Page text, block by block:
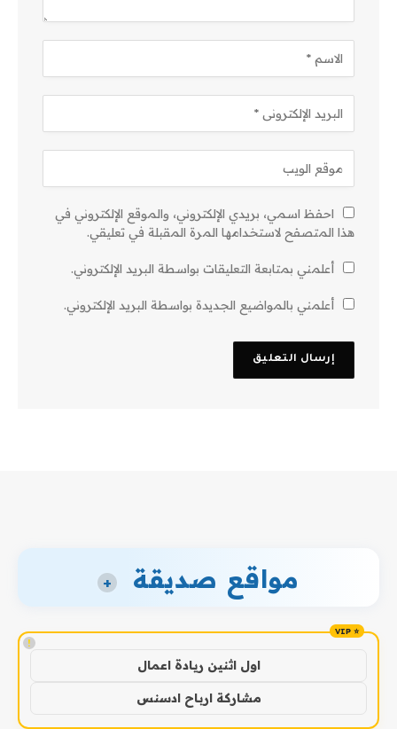
احفظ اسمي، بريدي الإلكتروني، والموقع الإلكتروني في
هذا المتصفح لاستخدامها المرة المقبلة في تعليقي.
أعلمني بمتابعة التعليقات بواسطة البريد الإلكتروني.
أعلمني بالمواضيع الجديدة بواسطة البريد الإلكتروني.
مواقع صديقة +
!
اول اثنين ريادة اعمال
مشاركة ارباح ادسنس